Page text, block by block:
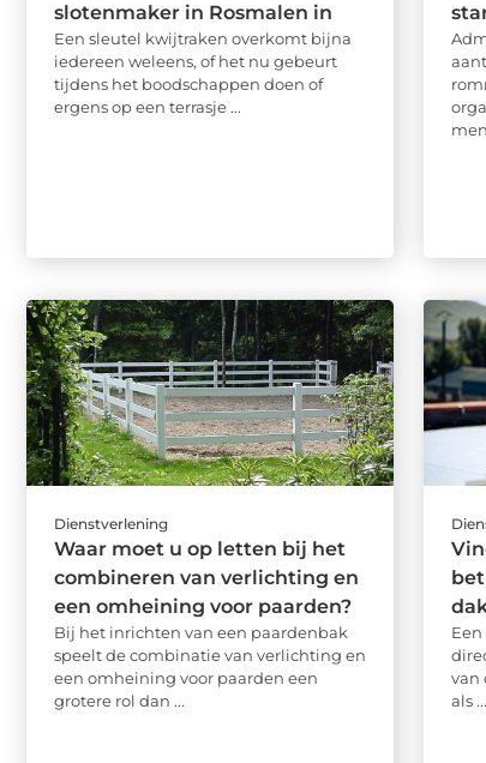
slotenmaker in Rosmalen in
Een sleutel kwijtraken overkomt bijna
iedereen weleens, of het nu gebeurt
tijdens het boodschappen doen of
ergens op een terrasje ...
Dienstverlening
Waar moet u op letten bij het
combineren van verlichting en
een omheining voor paarden?
Bij het inrichten van een paardenbak
speelt de combinatie van verlichting en
een omheining voor paarden een
grotere rol dan ...
van
als ...